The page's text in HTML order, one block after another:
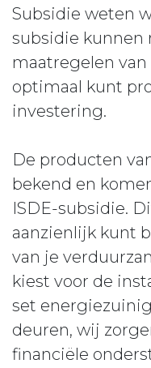
Subsidie weten
subsidie kunnen
maatregelen
optimaal kunt
investering.
De producten
bekend en
ISDE-subsidie.
aanzienlijk kunt
van je
kiest voor de
set
deuren, wij
financiële